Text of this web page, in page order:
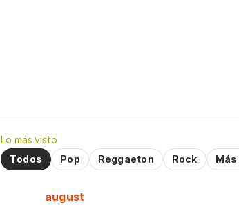
Lo más visto
Todos
Pop Reggaeton Rock Más
august